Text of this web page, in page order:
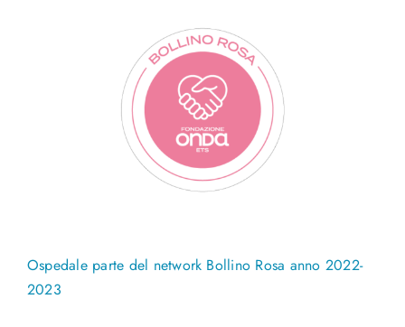
Ospedale parte del network Bollino Rosa anno 2022-
2023